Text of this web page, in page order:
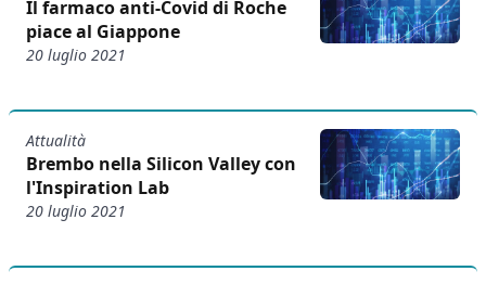
Il farmaco anti-Covid di Roche
piace al Giappone
20 luglio 2021
Attualità
Brembo nella Silicon Valley con
l'Inspiration Lab
20 luglio 2021